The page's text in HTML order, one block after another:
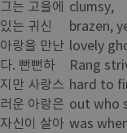
그는 고을에
있는 귀신
아랑을 만난
다. 뻔뻔하
지만 사랑스
러운 아랑은
자신이 살아
clumsy,
brazen,
lovely
Rang
hard to
out who
was